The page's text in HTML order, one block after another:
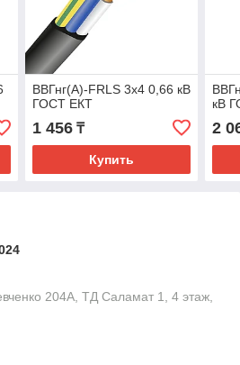
ВВГнг(А)-FRLS 3х4 0,66 кВ
ГОСТ ЕКТ
1 456₸
Купить
кВ
2
204А, ТД Саламат 1, 4 этаж,